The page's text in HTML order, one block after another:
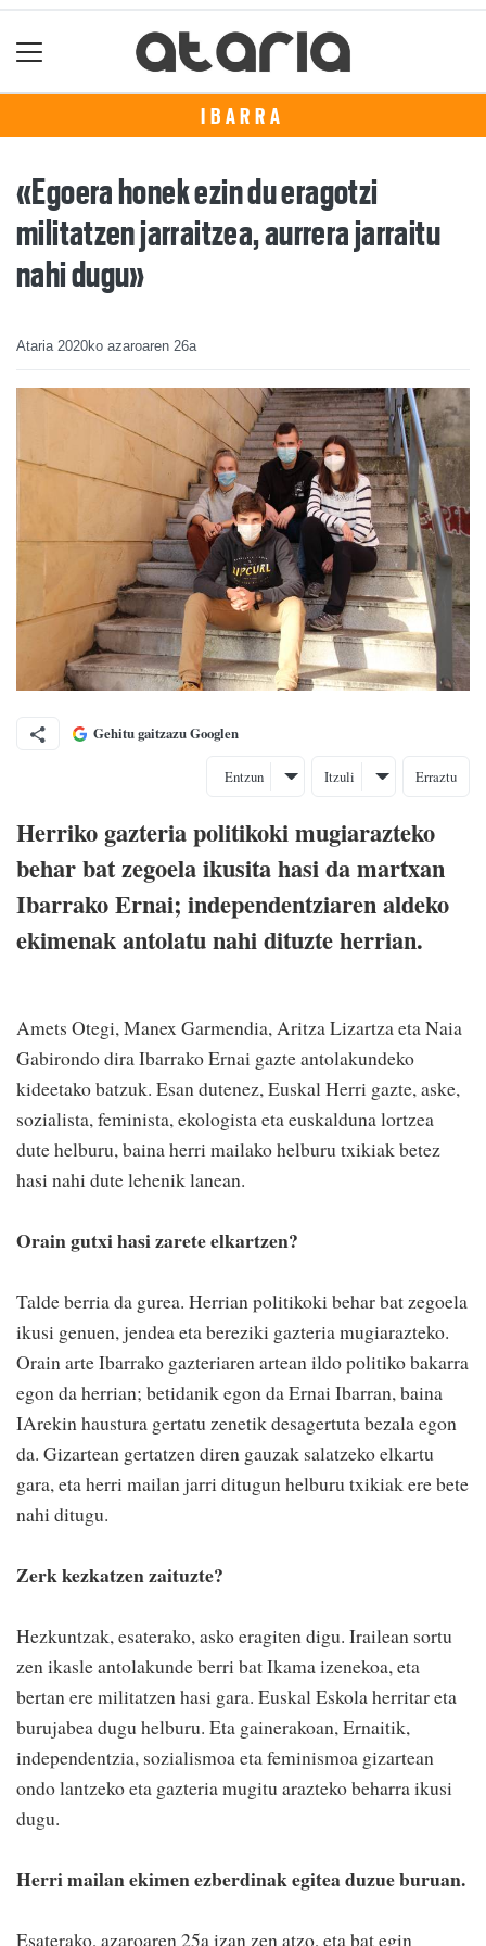
IBARRA
«Egoera honek ezin du eragotzi
militatzen jarraitzea, aurrera jarraitu
nahi dugu»
Ataria 2020ko azaroaren 26a
Gehitu gaitzazu Googlen
Entzun Itzuli Erraztu
Herriko gazteria politikoki mugiarazteko
behar bat zegoela ikusita hasi da martxan
Ibarrako Ernai; independentziaren aldeko
ekimenak antolatu nahi dituzte herrian.
Amets Otegi, Manex Garmendia, Aritza Lizartza eta Naia
Gabirondo dira Ibarrako Ernai gazte antolakundeko
kideetako batzuk. Esan dutenez, Euskal Herri gazte, aske,
sozialista, feminista, ekologista eta euskalduna lortzea
dute helburu, baina herri mailako helburu txikiak betez
hasi nahi dute lehenik lanean.
Orain gutxi hasi zarete elkartzen?
Talde berria da gurea. Herrian politikoki behar bat zegoela
ikusi genuen, jendea eta bereziki gazteria mugiarazteko.
Orain arte Ibarrako gazteriaren artean ildo politiko bakarra
egon da herrian; betidanik egon da Ernai Ibarran, baina
IArekin haustura gertatu zenetik desagertuta bezala egon
da. Gizartean gertatzen diren gauzak salatzeko elkartu
gara, eta herri mailan jarri ditugun helburu txikiak ere bete
nahi ditugu.
Zerk kezkatzen zaituzte?
Hezkuntzak, esaterako, asko eragiten digu. Irailean sortu
zen ikasle antolakunde berri bat Ikama izenekoa, eta
bertan ere militatzen hasi gara. Euskal Eskola herritar eta
burujabea dugu helburu. Eta gainerakoan, Ernaitik,
independentzia, sozialismoa eta feminismoa gizartean
ondo lantzeko eta gazteria mugitu arazteko beharra ikusi
dugu.
Herri mailan ekimen ezberdinak egitea duzue buruan.
Esaterako, azaroaren 25a izan zen atzo, eta bat egin